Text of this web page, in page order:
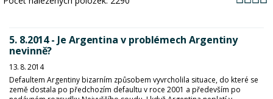
5. 8.2014 - Je Argentina v problémech Argentiny
nevinně?
13. 8. 2014
Defaultem Argentiny bizarním způsobem vyvrcholila situace, do které se
země dostala po předchozím defaultu v roce 2001 a především po